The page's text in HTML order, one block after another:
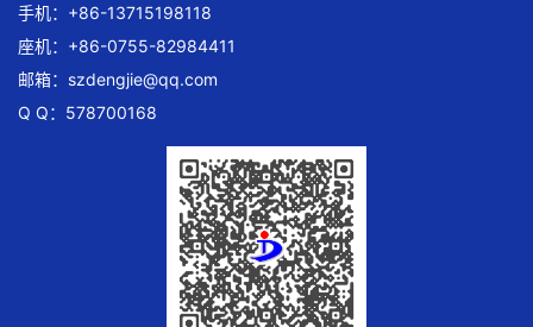
手机：+86-13715198118
座机：+86-0755-82984411
邮箱： szdengjie@qq.com
Q Q：578700168